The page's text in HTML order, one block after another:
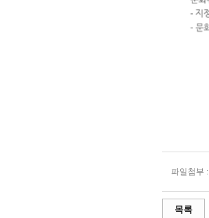
파일첨부 :
목록